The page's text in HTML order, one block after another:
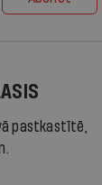
pastkastītē,